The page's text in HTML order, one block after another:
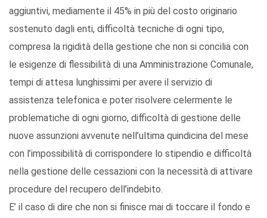
aggiuntivi, mediamente il 45% in più del costo originario
sostenuto dagli enti, difficoltà tecniche di ogni tipo,
compresa la rigidità della gestione che non si concilia con
le esigenze di flessibilità di una Amministrazione Comunale,
tempi di attesa lunghissimi per avere il servizio di
assistenza telefonica e poter risolvere celermente le
problematiche di ogni giorno, difficoltà di gestione delle
nuove assunzioni avvenute nell’ultima quindicina del mese
con l’impossibilità di corrispondere lo stipendio e difficoltà
nella gestione delle cessazioni con la necessità di attivare
procedure del recupero dell’indebito.
E’ il caso di dire che non si finisce mai di toccare il fondo e